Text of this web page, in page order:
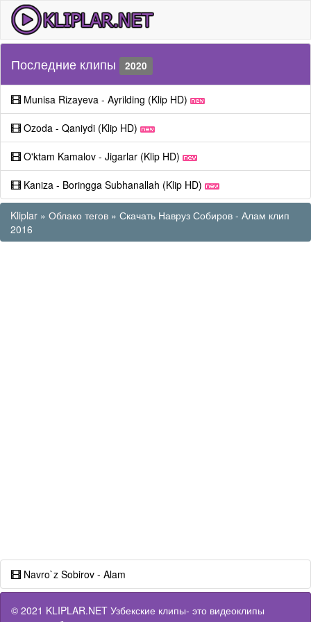
Последние клипы 2020
Munisa Rizayeva - Ayrilding (Klip HD)
Ozoda - Qaniydi (Klip HD)
O'ktam Kamalov - Jigarlar (Klip HD)
Kaniza - Boringga Subhanallah (Klip HD)
Kliplar » Облако тегов » Скачать Навруз Собиров - Алам клип
2016
Navro`z Sobirov - Alam
© 2021 KLIPLAR.NET Узбекские клипы- это видеоклипы